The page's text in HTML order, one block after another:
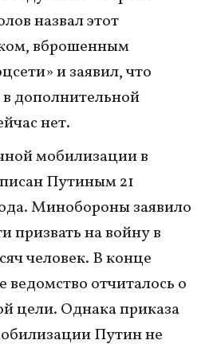
назвал этот
вброшенным
и заявил, что
дополнительной
нет.
мобилизации в
Путиным 21
Минобороны заявило
призвать на войну в
человек. В конце
ведомство отчиталось о
цели. Однака приказа
Путин не